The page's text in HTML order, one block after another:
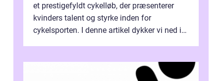
et prestigefyldt cykelløb, der præsenterer
kvinders talent og styrke inden for
cykelsporten. I denne artikel dykker vi ned i